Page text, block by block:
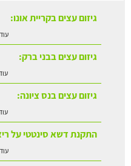
גיזום עצים בקריית אונו:
גיזום עצים בבני ברק:
גיזום עצים בנס ציונה:
התקנת דשא סינטטי על